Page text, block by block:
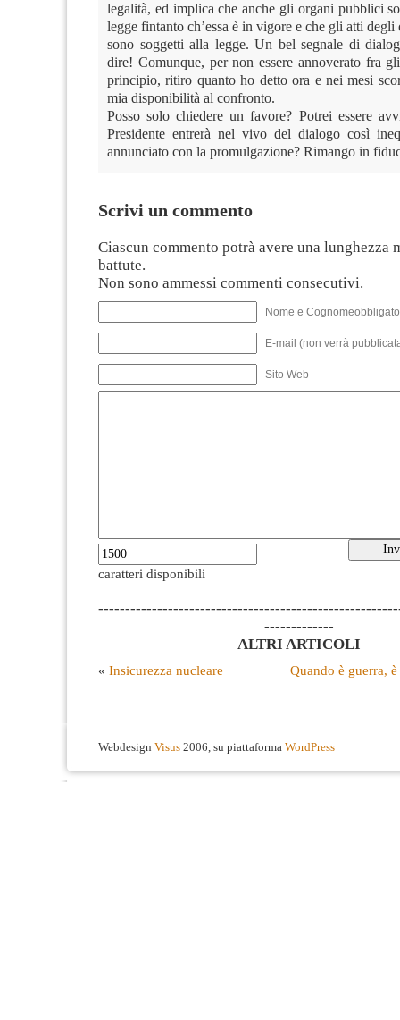
legalità, ed implica che anche gli organi pubblici
legge fintanto ch’essa è in vigore e che gli atti
sono soggetti alla legge. Un bel segnale di
dire! Comunque, per non essere annoverato fra
principio, ritiro quanto ho detto ora e nei mesi
mia disponibilità al confronto.
Posso solo chiedere un favore? Potrei essere
Presidente entrerà nel vivo del dialogo così
annunciato con la promulgazione? Rimango in
Scrivi un commento
Ciascun commento potrà avere una lunghezza
battute.
Non sono ammessi commenti consecutivi.
Nome e
E-mail (non verrà
Sito Web
caratteri disponibili
-------------
ALTRI ARTICOLI
« Insicurezza nucleare Quando è guerra,
Webdesign Visus 2006, su piattaforma WordPress